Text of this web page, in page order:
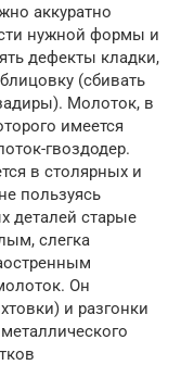
аккуратно
нужной формы и
дефекты кладки,
(сбивать
Молоток, в
имеется
гвоздодер.
в столярных и
пользуясь
деталей старые
слегка
Он
и разгонки